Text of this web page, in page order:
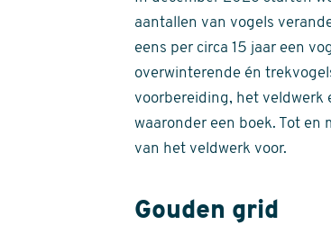
5
stars
aantallen van vogels
eens per circa 15 jaar een
overwinterende én
voorbereiding, het veldwerk
waaronder een boek. Tot
van het veldwerk voor.
Gouden grid